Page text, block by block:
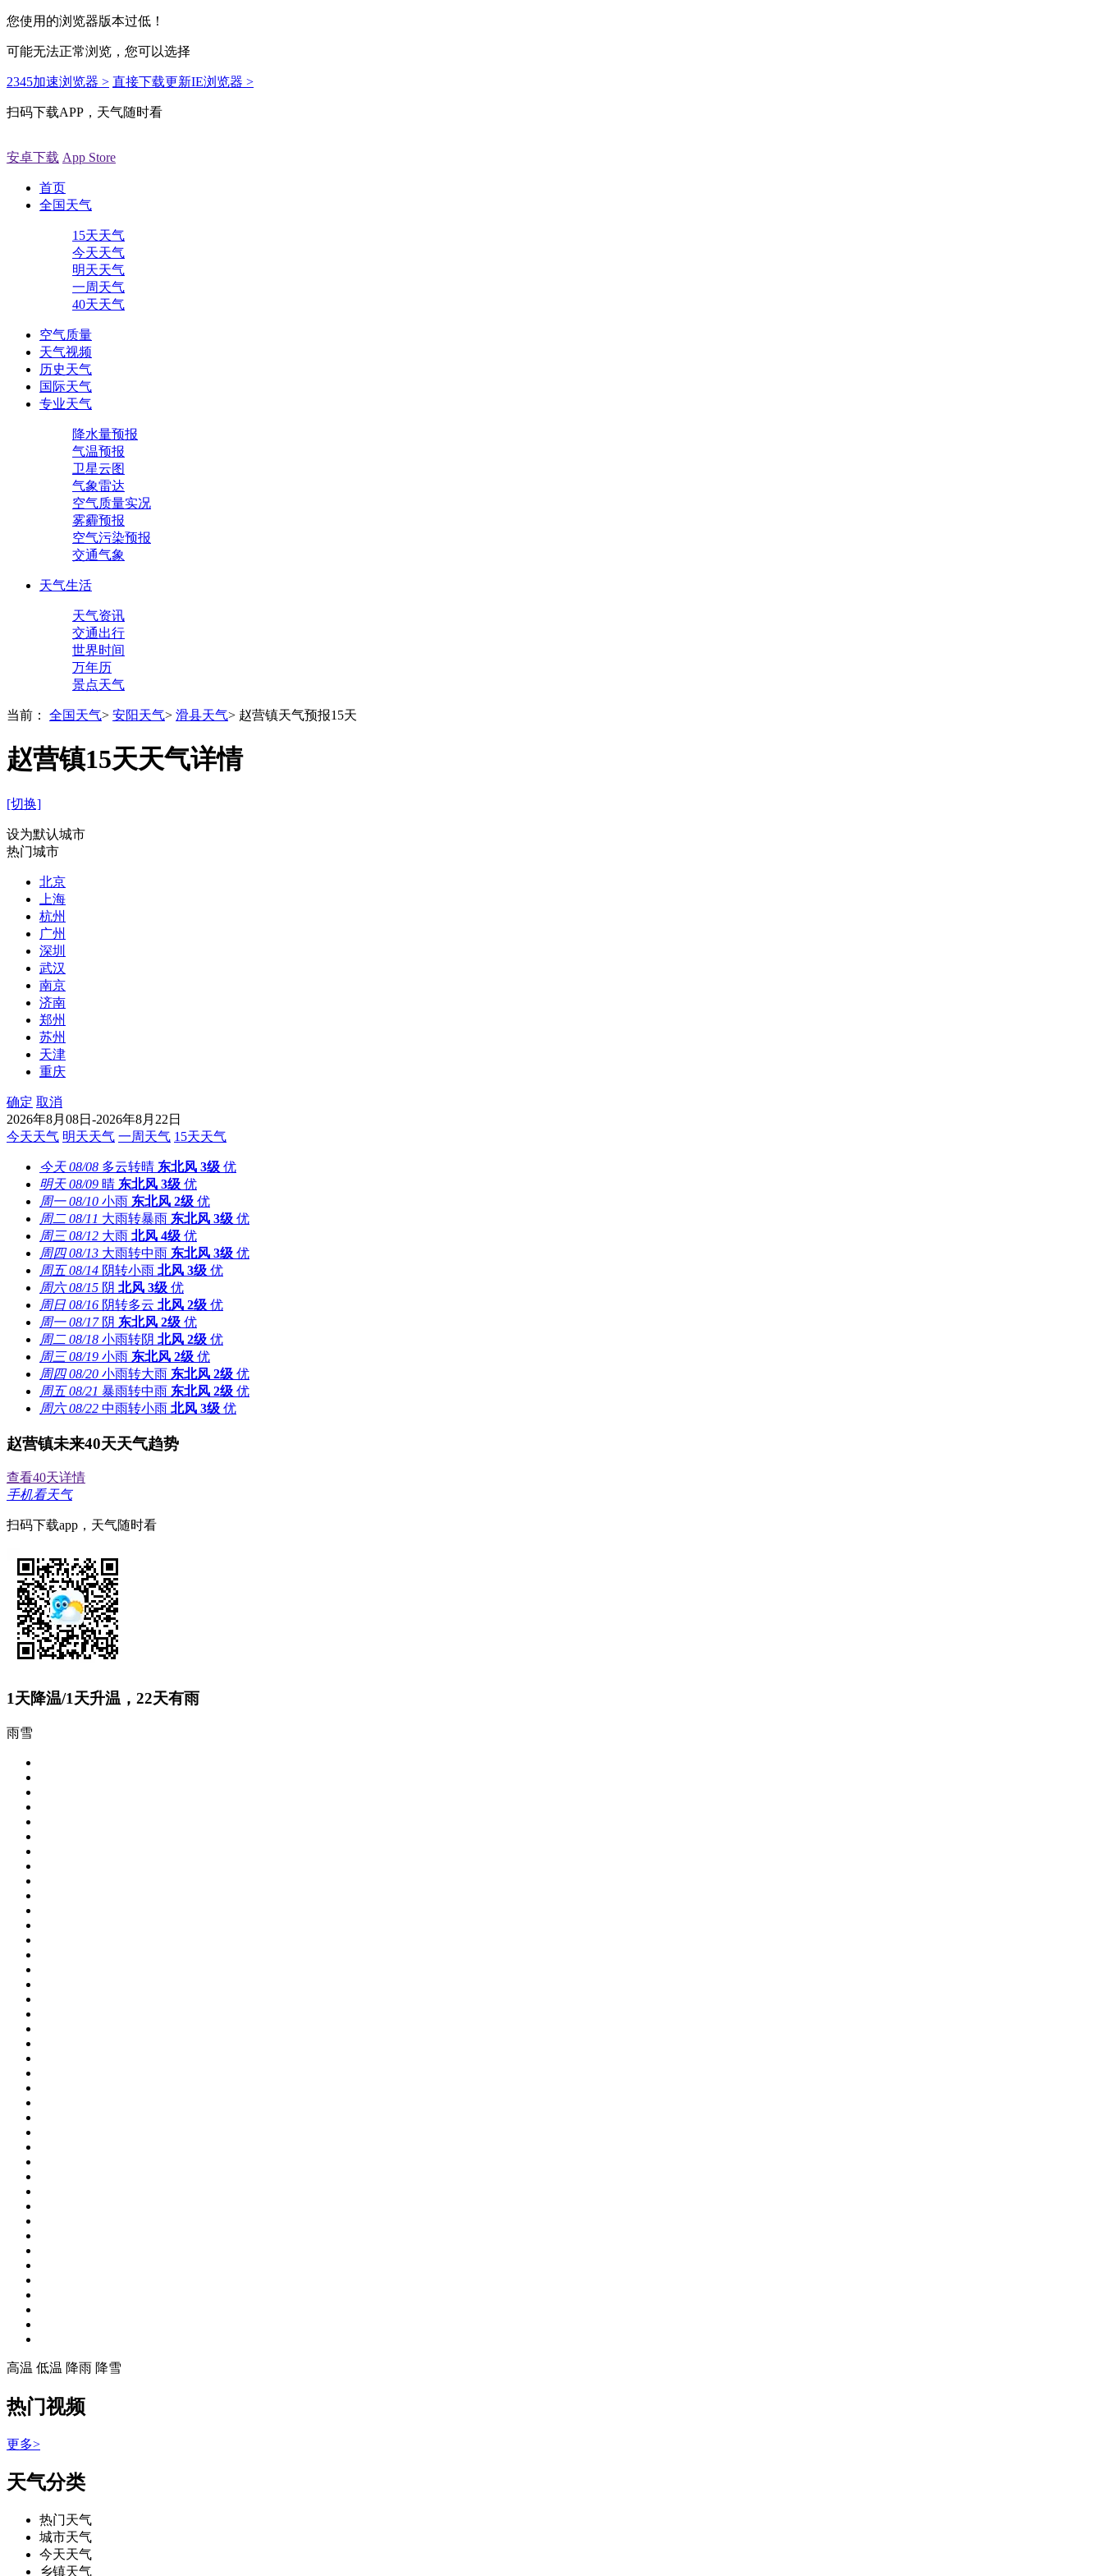
您使用的浏览器版本过低！
可能无法正常浏览，您可以选择
2345加速浏览器 > 直接下载更新IE浏览器 >
扫码下载APP，天气随时看
安卓下载 App Store
首页
全国天气
15天天气
今天天气
明天天气
一周天气
40天天气
空气质量
天气视频
历史天气
国际天气
专业天气
降水量预报
气温预报
卫星云图
气象雷达
空气质量实况
雾霾预报
空气污染预报
交通气象
天气生活
天气资讯
交通出行
世界时间
万年历
景点天气
当前： 全国天气> 安阳天气> 滑县天气> 赵营镇天气预报15天
赵营镇15天天气详情
[切换]
设为默认城市
热门城市
北京
上海
杭州
广州
深圳
武汉
南京
济南
郑州
苏州
天津
重庆
确定 取消
2026年8月08日-2026年8月22日
今天天气 明天天气 一周天气 15天天气
今天 08/08 多云转晴 东北风 3级 优
明天 08/09 晴 东北风 3级 优
周一 08/10 小雨 东北风 2级 优
周二 08/11 大雨转暴雨 东北风 3级 优
周三 08/12 大雨 北风 4级 优
周四 08/13 大雨转中雨 东北风 3级 优
周五 08/14 阴转小雨 北风 3级 优
周六 08/15 阴 北风 3级 优
周日 08/16 阴转多云 北风 2级 优
周一 08/17 阴 东北风 2级 优
周二 08/18 小雨转阴 北风 2级 优
周三 08/19 小雨 东北风 2级 优
周四 08/20 小雨转大雨 东北风 2级 优
周五 08/21 暴雨转中雨 东北风 2级 优
周六 08/22 中雨转小雨 北风 3级 优
赵营镇未来40天天气趋势
查看40天详情
手机看天气
扫码下载app，天气随时看
1天降温/1天升温， 22天有雨
雨雪
高温 低温 降雨 降雪
热门视频
更多>
天气分类
热门天气
城市天气
今天天气
乡镇天气